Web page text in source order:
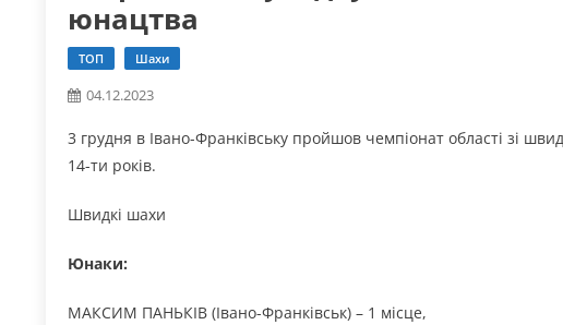
юнацтва
ТОП Шахи
04.12.2023
3 грудня в Івано-Франківську пройшов чемпіонат області зі
14-ти років.
Швидкі шахи
Юнаки:
МАКСИМ ПАНЬКІВ (Івано-Франківськ) – 1 місце,